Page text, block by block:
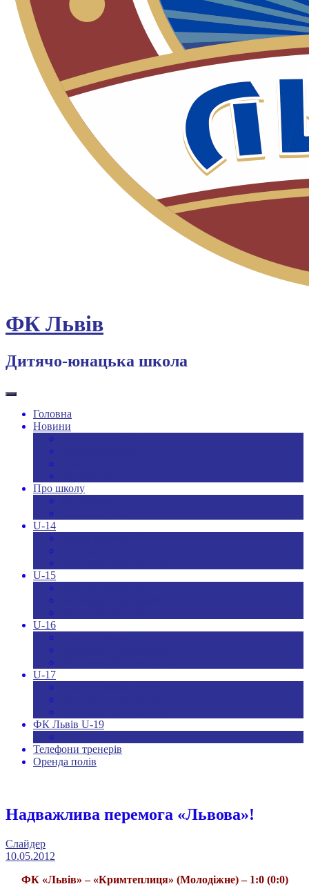
ФК Львів
Дитячо-юнацька школа
Головна
Новини
Про школу
U-14
U-15
U-16
U-17
ФК Львів U-19
Телефони тренерів
Оренда полів
Надважлива перемога «Львова»!
Слайдер
10.05.2012
ФК «Львів» – «Кримтеплиця» (Молодіжне) – 1:0 (0:0)